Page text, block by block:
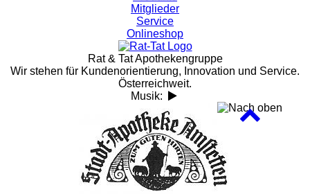
Mitglieder
Service
Onlineshop
Rat & Tat Apothekengruppe
Wir stehen für Kundenorientierung, Innovation und Service.
Österreichweit.
Musik: